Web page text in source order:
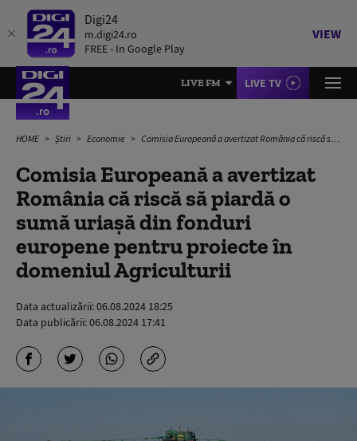
Digi24
m.digi24.ro
FREE - In Google Play
VIEW
LIVE FM LIVE TV
HOME Știri Economie Comisia Europeană a avertizat România că riscă să piardă o sumă uriașă din fonduri europene pentru proiecte în domeniul Agriculturii
Comisia Europeană a avertizat
România că riscă să piardă o
sumă uriașă din fonduri
europene pentru proiecte în
domeniul Agriculturii
Data actualizării:06.08.2024 18:25
Data publicării:06.08.2024 17:41